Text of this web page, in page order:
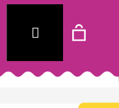
Přihlášení